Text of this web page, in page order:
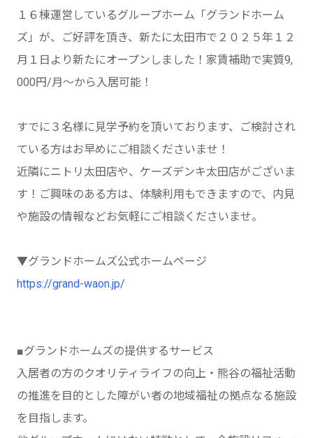
１６棟運営しているグループホーム「グランドホーム
ズ」が、ご好評を頂き、新たに太田市で２０２５年１２
月１日より新たにオープンしました！家賃補助で実質9,
000円/月～から入居可能！
すでに３名様に見学予約を頂いております、ご検討され
ている方はお早めにご相談くださいませ！
近隣にニトリ太田店や、ケーズデンキ太田店がございま
す！ご興味のある方は、体験利用もできますので、内見
や施設の情報などお気軽にご相談くださいませ。
▼グランドホームズ公式ホームページ
https://grand-waon.jp/
■グランドホームズの提供するサービス
入居者の方のクオリティライフの向上・熊谷の福祉活動
の推進を目的とした障がい者の地域福祉の拠点なる施設
を目指します。